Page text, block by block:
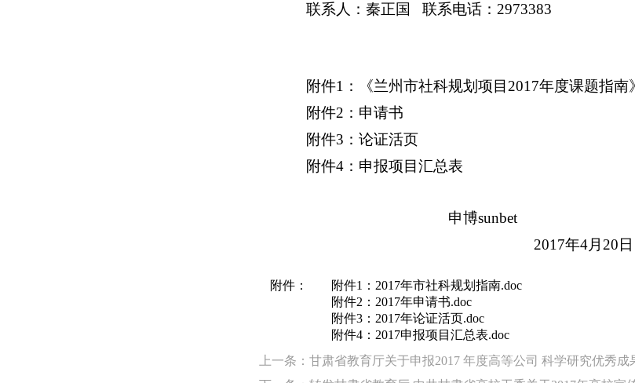
联系人：秦正国 联系电话：2973383
附件1：《兰州市社科规划项目2017年度课题指南》
附件2：申请书
附件3：论证活页
附件4：申报项目汇总表
申博sunbet
2017年4月20日
附件：
附件1：2017年市社科规划指南.doc
附件2：2017年申请书.doc
附件3：2017年论证活页.doc
附件4：2017申报项目汇总表.doc
上一条：甘肃省教育厅关于申报2017 年度高等公司 科学研究优秀成